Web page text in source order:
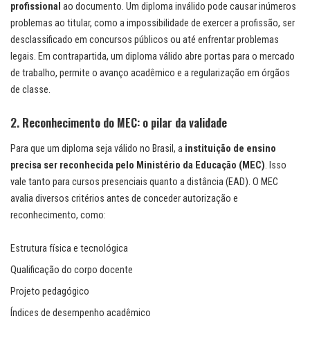
profissional ao documento. Um diploma inválido pode causar inúmeros
problemas ao titular, como a impossibilidade de exercer a profissão, ser
desclassificado em concursos públicos ou até enfrentar problemas
legais. Em contrapartida, um diploma válido abre portas para o mercado
de trabalho, permite o avanço acadêmico e a regularização em órgãos
de classe.
2. Reconhecimento do MEC: o pilar da validade
Para que um diploma seja válido no Brasil, a instituição de ensino
precisa ser reconhecida pelo Ministério da Educação (MEC). Isso
vale tanto para cursos presenciais quanto a distância (EAD). O MEC
avalia diversos critérios antes de conceder autorização e
reconhecimento, como:
Estrutura física e tecnológica
Qualificação do corpo docente
Projeto pedagógico
Índices de desempenho acadêmico